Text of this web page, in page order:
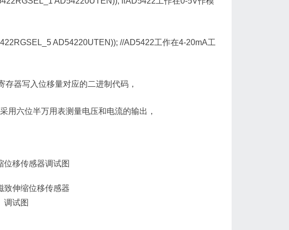
AD54220UTEN)); //AD5422工作在4-20mA工
器写入位移量对应的二进制代码，
六位半万用表测量电压和电流的输出，
伸缩位移传感器
调试图